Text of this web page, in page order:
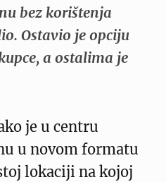
bez korištenja
Ostavio je opciju
a ostalima je
je u centru
u novom formatu
lokaciji na kojoj